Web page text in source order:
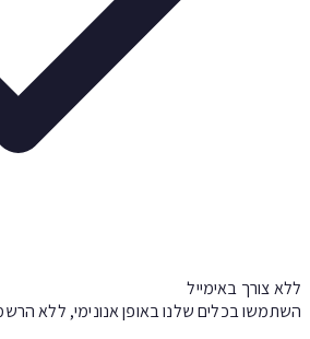
צורך באימייל
בכלים שלנו באופן אנונימי, ללא הרשמה.